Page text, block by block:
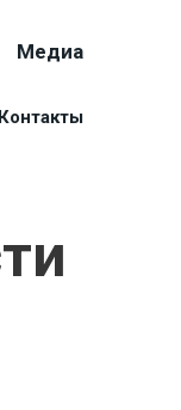
Медиа
Контакты